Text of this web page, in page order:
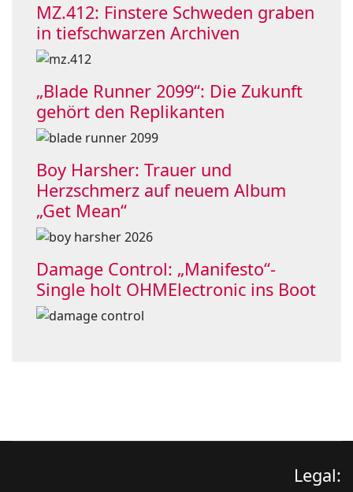
MZ.412: Finstere Schweden graben
in tiefschwarzen Archiven
„Blade Runner 2099“: Die Zukunft
gehört den Replikanten
Boy Harsher: Trauer und
Herzschmerz auf neuem Album
„Get Mean“
Damage Control: „Manifesto“-
Single holt OHMElectronic ins Boot
Legal: